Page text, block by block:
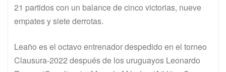
21 partidos con un balance de cinco victorias, nueve
empates y siete derrotas.
Leaño es el octavo entrenador despedido en el torneo
Clausura-2022 después de los uruguayos Leonardo